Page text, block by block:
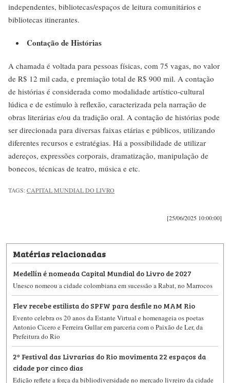
independentes, bibliotecas/espaços de leitura comunitários e
bibliotecas itinerantes.
Contação de Histórias
A chamada é voltada para pessoas físicas, com 75 vagas, no valor
de R$ 12 mil cada, e premiação total de R$ 900 mil. A contação
de histórias é considerada como modalidade artístico-cultural
lúdica e de estímulo à reflexão, caracterizada pela narração de
obras literárias e/ou da tradição oral. A contação de histórias pode
ser direcionada para diversas faixas etárias e públicos, utilizando
diferentes recursos e estratégias. Há a possibilidade de utilizar
adereços, expressões corporais, dramatização, manipulação de
bonecos, técnicas de teatro, música e etc.
TAGS:CAPITAL MUNDIAL DO LIVRO
[25/06/2025 10:00:00]
Matérias relacionadas
Medellín é nomeada Capital Mundial do Livro de 2027
Unesco nomeou a cidade colombiana em sucessão a Rabat, no Marrocos
Flev recebe estilista do SPFW para desfile no MAM Rio
Evento celebra os 20 anos da Estante Virtual e homenageia os poetas
Antonio Cicero e Ferreira Gullar em parceria com o Paixão de Ler, da
Prefeitura do Rio
2º Festival das Livrarias do Rio movimenta 22 espaços da
cidade por cinco dias
Edição reflete a força da bibliodiversidade no mercado livreiro da cidade